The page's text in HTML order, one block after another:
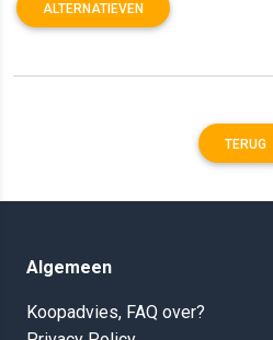
ALTERNATIEVEN
TERUG
Algemeen
Koopadvies, FAQ over?